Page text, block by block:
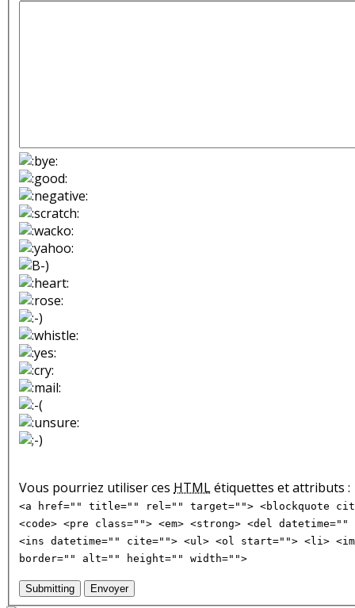
Vous pourriez utiliser ces HTMLétiquettes et attributs :
<a href="" title="" rel="" target=""> <blockquote
<code> <pre class=""> <em> <strong> <del
<ins datetime="" cite=""> <ul> <ol start=""> <li>
border="" alt="" height="" width="">
Submitting Envoyer